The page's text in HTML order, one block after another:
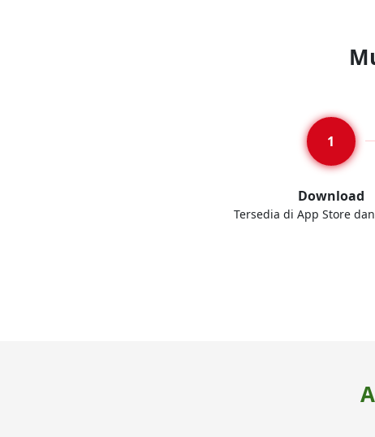
Download
Tersedia di App Store